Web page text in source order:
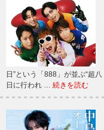
日”という「888」が並ぶ“超
日に行われ … 続きを読む